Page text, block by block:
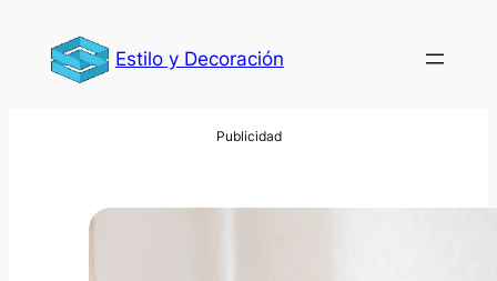
contenido
Estilo y Decoración